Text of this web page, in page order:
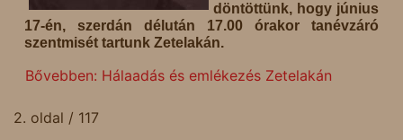
döntöttünk, hogy június
17-én, szerdán délután 17.00 órakor tanévzáró
szentmisét tartunk Zetelakán.
Bővebben: Hálaadás és emlékezés Zetelakán
2. oldal / 117